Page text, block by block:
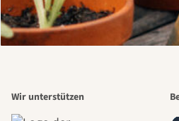
Wir unterstützen